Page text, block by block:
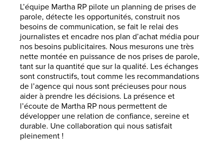
L’équipe Martha RP pilote un planning de prises de
parole, détecte les opportunités, construit nos
besoins de communication, se fait le relai des
journalistes et encadre nos plan d’achat média pour
nos besoins publicitaires. Nous mesurons une très
nette montée en puissance de nos prises de parole,
tant sur la quantité que sur la qualité. Les échanges
sont constructifs, tout comme les recommandations
de l’agence qui nous sont précieuses pour nous
aider à prendre les décisions. La présence et
l’écoute de Martha RP nous permettent de
développer une relation de confiance, sereine et
durable. Une collaboration qui nous satisfait
pleinement !